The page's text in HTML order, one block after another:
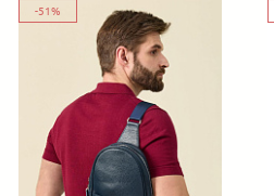
-51%